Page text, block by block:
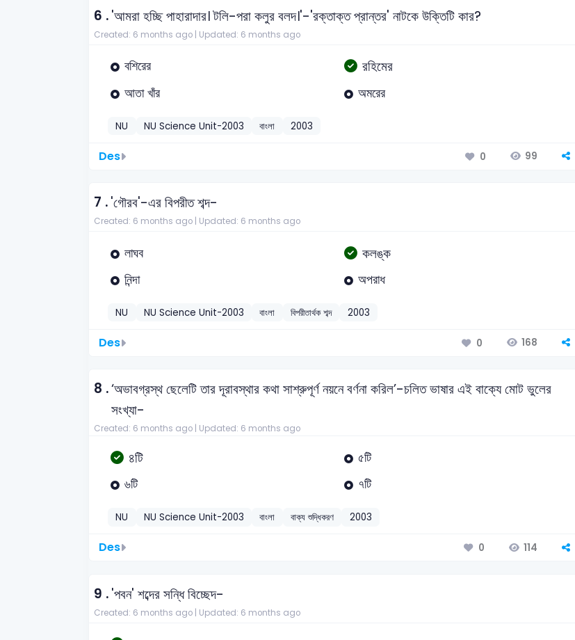
6 .'আমরা হচ্ছি পাহারাদার। টলি-পরা কলুর বলদ।'-'রক্তাক্ত প্রান্তর' নাটকে উক্তিটি কার?
Created: 6 months ago | Updated: 6 months ago
বশিরের রহিমের
আতা খাঁর অমরের
NU NU Science Unit-2003 বাংলা 2003
Des 0 99
7 .'গৌরব'-এর বিপরীত শব্দ-
Created: 6 months ago | Updated: 6 months ago
লাঘব কলঙ্ক
নিন্দা অপরাধ
NU NU Science Unit-2003 বাংলা বিপরীতার্থক শব্দ 2003
Des 0 168
8 .‘অভাবগ্রস্থ ছেলেটি তার দূরাবস্থার কথা সাশ্রুপূর্ণ নয়নে বর্ণনা করিল’-চলিত ভাষার এই বাক্যে মোট ভুলের
সংখ্যা-
Created: 6 months ago | Updated: 6 months ago
৪টি
৫টি
৬টি
৭টি
NU NU Science Unit-2003 বাংলা বাক্য শুদ্ধিকরণ 2003
Des 0 114
9 .'পবন' শব্দের সন্ধি বিচ্ছেদ-
Created: 6 months ago | Updated: 6 months ago